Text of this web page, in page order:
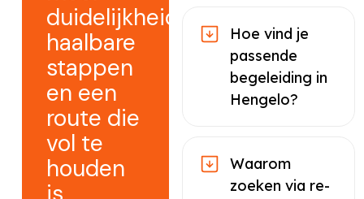
duidelijkheid,
haalbare
stappen
en een
route die
vol te
houden
Hoe vind je
passende
begeleiding in
Hengelo?
Waarom
zoeken via re-